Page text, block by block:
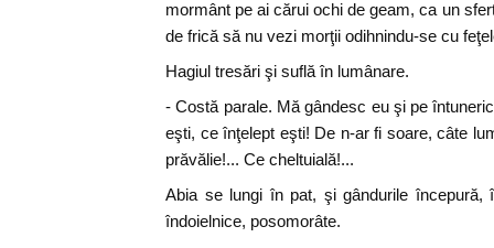
mormânt pe ai cărui ochi de geam, ca un
de frică să nu vezi morţii odihnindu-se cu
Hagiul tresări şi suflă în lumânare.
- Costă parale. Mă gândesc eu şi pe
eşti, ce înţelept eşti! De n-ar fi soare, câte
prăvălie!... Ce cheltuială!...
Abia se lungi în pat, şi gândurile începură,
îndoielnice, posomorâte.